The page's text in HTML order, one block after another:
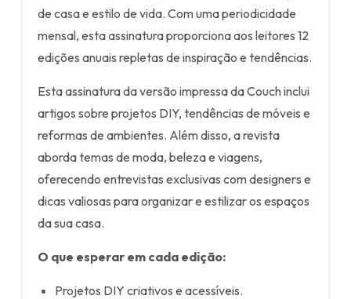
de casa e estilo de vida. Com uma periodicidade
mensal, esta assinatura proporciona aos leitores 12
edições anuais repletas de inspiração e tendências.
Esta assinatura da versão impressa da Couch inclui
artigos sobre projetos DIY, tendências de móveis e
reformas de ambientes. Além disso, a revista
aborda temas de moda, beleza e viagens,
oferecendo entrevistas exclusivas com designers e
dicas valiosas para organizar e estilizar os espaços
da sua casa.
O que esperar em cada edição:
Projetos DIY criativos e acessíveis.